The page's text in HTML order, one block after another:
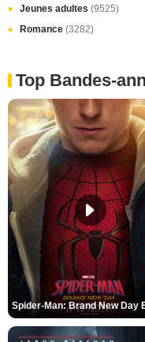
Jeunes adultes (9525)
Romance (3282)
Top Bandes-